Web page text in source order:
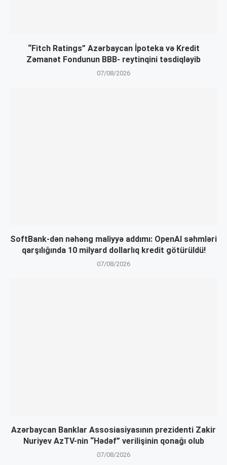
“Fitch Ratings” Azərbaycan İpoteka və Kredit
Zəmanət Fondunun BBB- reytinqini təsdiqləyib
07/08/2026
SoftBank-dən nəhəng maliyyə addımı: OpenAI səhmləri
qarşılığında 10 milyard dollarlıq kredit götürüldü!
07/08/2026
Azərbaycan Banklar Assosiasiyasının prezidenti Zakir
Nuriyev AzTV-nin “Hədəf” verilişinin qonağı olub
07/08/2026